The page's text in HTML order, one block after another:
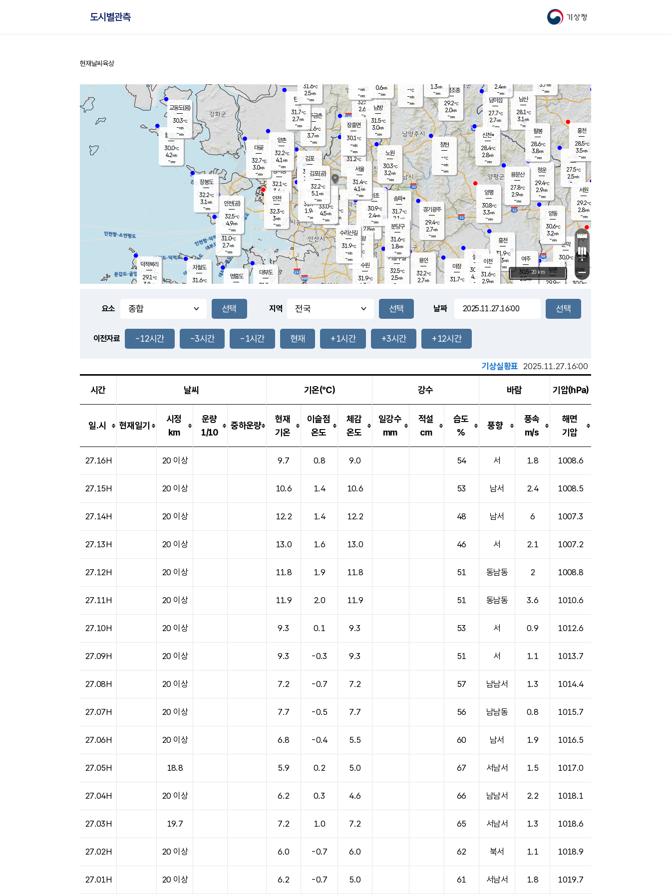
기상청
도시별관측
홈
현재날씨 육상
풍도
3.1m/s
문막
30.0℃
5.6m/s
mm
남이섬
27.7℃
2.7m/s
-mm
무의도
31.0℃
2.7m/s
-mm
영흥도
볼음도
30.0℃
4.2m/s
-mm
자월도
31.6℃
양주
32.5℃
2.6
-mm
부론
29.9℃
과천
31.8℃
2.8m/s
- mm
남산
28.1℃
3.1 m/s
-mm
장봉도
32.2℃
3.1 m/s
-mm
-mm
청운
29.4℃
2.9m/s
-mm
팔봉
28.6℃
3.8m/s
-mm
-mm
용인
32.2℃
2.7m/s
여주
30.5℃
2.5m/s
양동
30.6℃
3.2m/s
-mm
경기광주
29.4℃
2.7m/s
-mm
장호원
2.4m/s
-mm
31.1
℃
대부도
31.5
-
경서동
32.1℃
3.4 m/s
-mm
파주금촌
31.6℃
3.7m/s
-mm
가평조종
29.2℃
2.0m/s
-mm
-℃
-m/s
-mm
대곶
32.7℃
3.0m/s
-mm
신천*
28.4℃
2.8m/s
-mm
창현
-℃
-m/s
-mm
탄현
31.7℃
2.7m/s
-mm
1.3m/s
-mm
32.3℃
2.2m/s
-mm
흥천
31.9℃
2.3m/s
-mm
마장
31.7℃
의왕
- ℃
m/s
mm
김포
32.5℃
1.3 m/s
mm
설봉
30.6
4.6 m/s
- mm
광명
31.9 ℃
3.1 m/s
-mm
부천
31.9℃
1.9m/s
-mm
-mm
양촌
32.2℃
4.1 m/s
-mm
구로
33.0℃
4.5m/s
-mm
은평
31.2℃
2.0 m/s
- mm
노원
30.3℃
3.2m/s
-mm
송파*
31.7℃
2.1 m/s
-mm
서초
30.9℃
2.4m/s
-mm
남방
31.5℃
3.0m/s
-mm
기흥구갈
32.5℃
2.5m/s
-
수리산길
31.9℃
-m/s
-mm
분당구
31.6℃
1.8m/s
-mm
장흥면
30.1℃
-m/s
-mm
-m/s
-mm
시동
27.5℃
2.5m/s
- mm
귀래
30.0℃
서원
29.2℃
2.8m/s
-mm
용문산
27.8℃
2.9m/s
-mm
덕적북리
29.1℃
3.8 m/s
인천(공)
32.5℃
4.9m/s
-mm
김포(공)
32.2℃
5.1 m/s
-mm
교동도(음)
30.3℃
-m/s
-mm
홍천
28.5℃
3.5m/s
-mm
이천
31.6℃
2.9m/s
양평
30.8℃
3.3m/s
-mm
수원
31.9℃
4.3 m/s
인천
32.3℃
3m/s
-mm
서울
31.4℃
4.1 m/s
-mm
3.7 m/s
-mm
31.6℃
2.5m/s
-mm
0.6m/s
-mm
+
−
20 km
요소 지역 날짜
이전자료 -12시간 -3시간 -1시간 현재 +1시간 +3시간 +12시간
기상실황표 2025.11.27.16:00
시간 날씨 기온(℃) 강수 바람 기압(hPa)
일.시 현재일기
시정
km
운량
1/10
중하운량
현재
기온
이슬점
온도
체감
온도
일강수
mm
적설
cm
습도
%
풍향
풍속
m/s
해면
기압
27.16H 20 이상 9.7 0.8 9.0 54 서 1.8 1008.6
27.15H 20 이상 10.6 1.4 10.6 53 남서 2.4 1008.5
27.14H 20 이상 12.2 1.4 12.2 48 남서 6 1007.3
27.13H 20 이상 13.0 1.6 13.0 46 서 2.1 1007.2
27.12H 20 이상 11.8 1.9 11.8 51 동남동 2 1008.8
27.11H 20 이상 11.9 2.0 11.9 51 동남동 3.6 1010.6
27.10H 20 이상 9.3 0.1 9.3 53 서 0.9 1012.6
27.09H 20 이상 9.3 -0.3 9.3 51 서 1.1 1013.7
27.08H 20 이상 7.2 -0.7 7.2 57 남남서 1.3 1014.4
27.07H 20 이상 7.7 -0.5 7.7 56 남남동 0.8 1015.7
27.06H 20 이상 6.8 -0.4 5.5 60 남서 1.9 1016.5
27.05H 18.8 5.9 0.2 5.0 67 서남서 1.5 1017.0
27.04H 20 이상 6.2 0.3 4.6 66 남남서 2.2 1018.1
27.03H 19.7 7.2 1.0 7.2 65 서남서 1.3 1018.6
27.02H 20 이상 6.0 -0.7 6.0 62 북서 1.1 1018.9
27.01H 20 이상 6.2 -0.7 5.0 61 서남서 1.8 1019.7